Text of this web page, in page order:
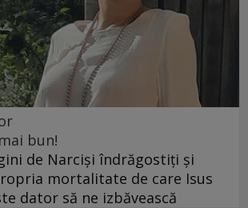
bun!
de Narciși îndrăgostiți și
mortalitate de care Isus
dator să ne izbăvească